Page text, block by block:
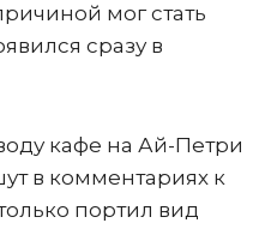
мог стать
сразу в
кафе на Ай-Петри
в комментариях к
портил вид